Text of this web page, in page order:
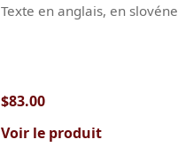
Texte en anglais, en slovéne
$83.00
Voir le produit